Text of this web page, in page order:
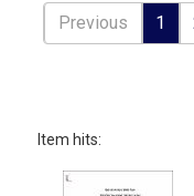
Previous 1
Item hits: